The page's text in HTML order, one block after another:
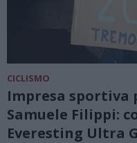
CICLISMO
Impresa sportiva
Samuele Filippi:
Everesting Ultra